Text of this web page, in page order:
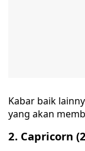
Kabar baik
yang akan
2. Capricorn